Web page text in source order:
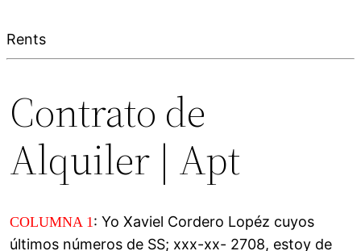
Rents
Contrato de
Alquiler | Apt
COLUMNA 1: Yo Xaviel Cordero Lopéz cuyos
últimos números de SS; xxx-xx- 2708, estoy de